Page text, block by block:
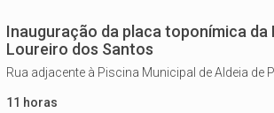
Inauguração da placa toponímica da
Loureiro dos Santos
Rua adjacente à Piscina Municipal de Aldeia de
11 horas